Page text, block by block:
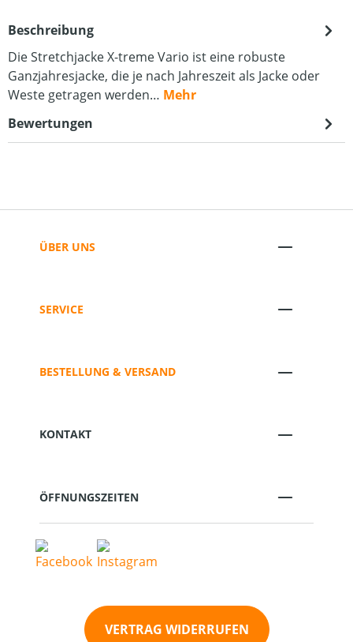
Beschreibung
Die Stretchjacke X-treme Vario ist eine robuste
Ganzjahresjacke, die je nach Jahreszeit als Jacke oder
Weste getragen werden… Mehr
Bewertungen
ÜBER UNS
SERVICE
BESTELLUNG & VERSAND
KONTAKT
ÖFFNUNGSZEITEN
VERTRAG WIDERRUFEN